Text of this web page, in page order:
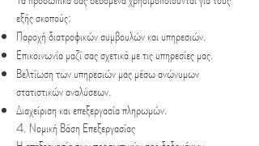
εξής σκοπούς:
Παροχή διατροφικών συμβουλών και υπηρεσιών.
Επικοινωνία μαζί σας σχετικά με τις υπηρεσίες μας.
Βελτίωση των υπηρεσιών μας μέσω ανώνυμων
στατιστικών αναλύσεων.
Διαχείριση και επεξεργασία πληρωμών.
4. Νομική Βάση Επεξεργασίας